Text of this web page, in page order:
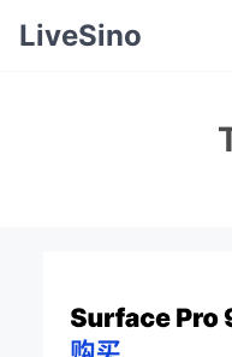
LiveSino